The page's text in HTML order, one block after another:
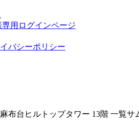
専用ログインページ
バシーポリシー